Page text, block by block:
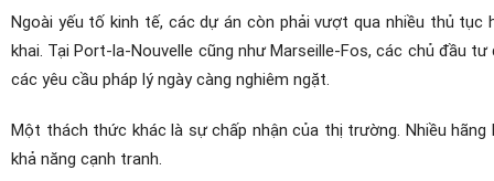
Ngoài yếu tố kinh tế, các dự án còn phải vượt qua nhiều thủ
khai. Tại Port-la-Nouvelle cũng như Marseille-Fos, các chủ đầu
các yêu cầu pháp lý ngày càng nghiêm ngặt.
Một thách thức khác là sự chấp nhận của thị trường. Nhiều
khả năng cạnh tranh.